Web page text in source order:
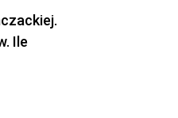
Ile